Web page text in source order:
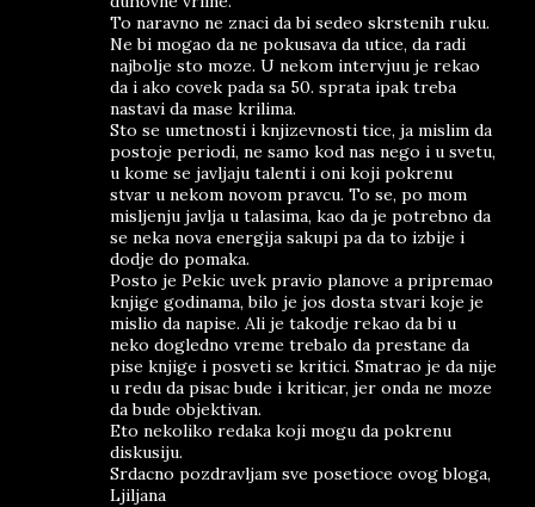
To naravno ne znaci da bi sedeo skrstenih ruku.
Ne bi mogao da ne pokusava da utice, da radi
najbolje sto moze. U nekom intervjuu je rekao
da i ako covek pada sa 50. sprata ipak treba
nastavi da mase krilima.
Sto se umetnosti i knjizevnosti tice, ja mislim da
postoje periodi, ne samo kod nas nego i u svetu,
u kome se javljaju talenti i oni koji pokrenu
stvar u nekom novom pravcu. To se, po mom
misljenju javlja u talasima, kao da je potrebno da
se neka nova energija sakupi pa da to izbije i
dodje do pomaka.
Posto je Pekic uvek pravio planove a pripremao
knjige godinama, bilo je jos dosta stvari koje je
mislio da napise. Ali je takodje rekao da bi u
neko dogledno vreme trebalo da prestane da
pise knjige i posveti se kritici. Smatrao je da nije
u redu da pisac bude i kriticar, jer onda ne moze
da bude objektivan.
Eto nekoliko redaka koji mogu da pokrenu
diskusiju.
Srdacno pozdravljam sve posetioce ovog bloga,
Ljiljana